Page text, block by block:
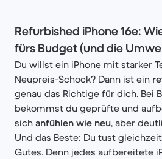
Refurbished iPhone 16e:
fürs Budget (und die
Du willst ein iPhone mit starker
Neupreis-Schock? Dann ist ein
genau das Richtige für dich. Bei
bekommst du geprüfte und
sich anfühlen wie neu, aber
Und das Beste: Du tust
Gutes. Denn jedes aufbereitete